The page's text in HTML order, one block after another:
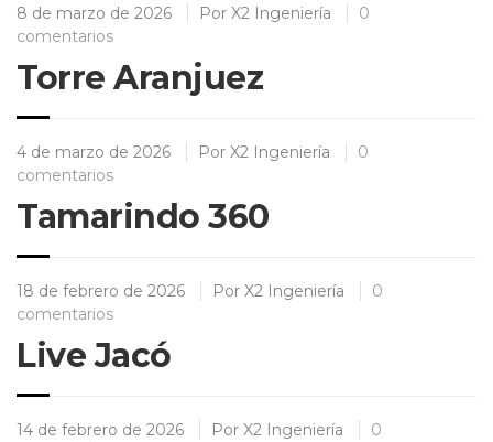
8 de marzo de 2026 Por X2 Ingeniería
0
comentarios
Torre Aranjuez
4 de marzo de 2026 Por X2 Ingeniería
0
comentarios
Tamarindo 360
18 de febrero de 2026 Por X2 Ingeniería
0
comentarios
Live Jacó
14 de febrero de 2026 Por X2 Ingeniería
0